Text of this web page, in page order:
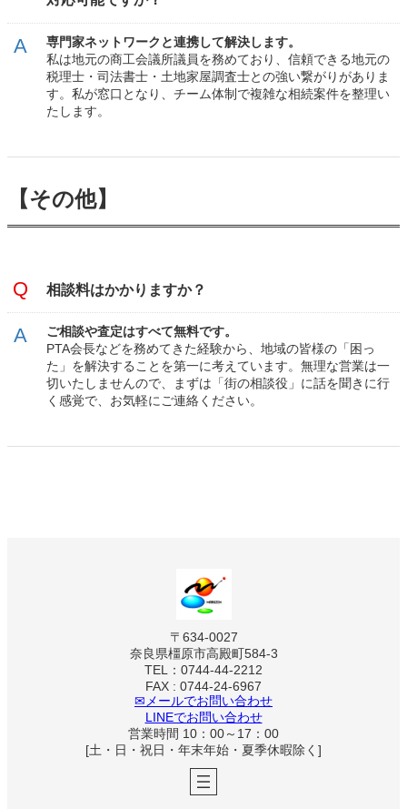
専門家ネットワークと連携して解決します。
私は地元の商工会議所議員を務めており、信頼できる地元の
税理士・司法書士・土地家屋調査士との強い繋がりがありま
す。私が窓口となり、チーム体制で複雑な相続案件を整理い
たします。
【その他】
相談料はかかりますか？
ご相談や査定はすべて無料です。
PTA会長などを務めてきた経験から、地域の皆様の「困っ
た」を解決することを第一に考えています。無理な営業は一
切いたしませんので、まずは「街の相談役」に話を聞きに行
く感覚で、お気軽にご連絡ください。
〒634-0027
奈良県橿原市高殿町584-3
TEL：0744-44-2212
FAX : 0744-24-6967
✉メールでお問い合わせ
LINEでお問い合わせ
営業時間 10：00～17：00
[土・日・祝日・年末年始・夏季休暇除く]